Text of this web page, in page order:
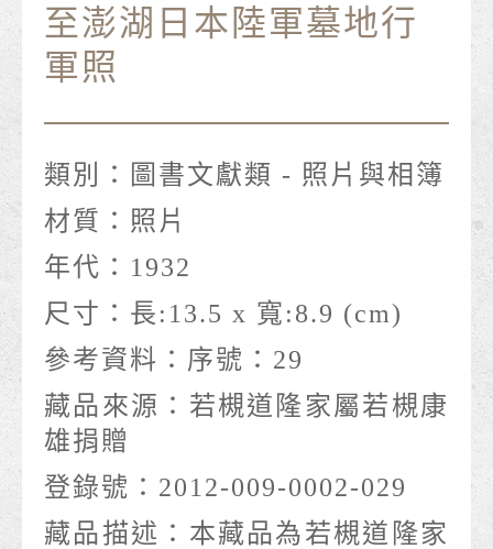
至澎湖日本陸軍墓地行
軍照
類別：
圖書文獻類 - 照片與相簿
材質： 照片
年代： 1932
尺寸： 長:13.5 x 寬:8.9 (cm)
參考資料： 序號：29
藏品來源： 若槻道隆家屬若槻康
雄捐贈
登錄號： 2012-009-0002-029
藏品描述： 本藏品為若槻道隆家